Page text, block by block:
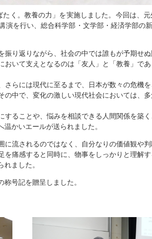
く。教養の力」を実施しました。今回は、
演を行い、総合科学部・文学部・経済学部の
り返りながら、社会の中では誰もが予期せ
いて支えとなるのは「友人」と「教養」で
らには現代に至るまで、日本が数々の危機を
中で、変化の激しい現代社会においては、
ることや、悩みを相談できる人間関係を築
かいエールが送られました。
流されるのではなく、自分なりの価値観や
を痛感すると同時に、物事をしっかりと理解
ました。
号記を贈呈しました。